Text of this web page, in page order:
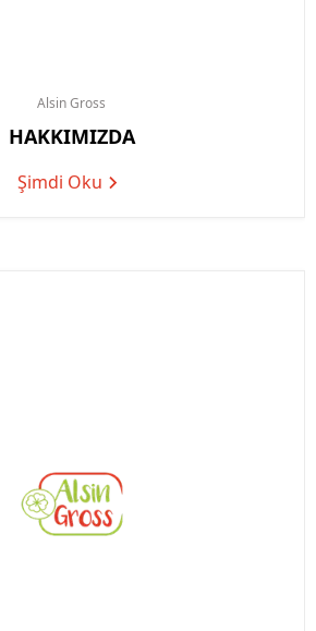
Alsin Gross
HAKKIMIZDA
Şimdi Oku